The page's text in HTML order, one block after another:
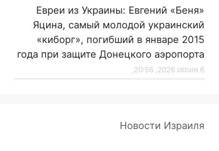
Евреи из Украины: Евгений «Беня»
Яцина, самый молодой украинский
«киборг», погибший в январе 2015
года при защите Донецкого аэропорта
6 אוגוסט 2026, 20:56,
Новости Израиля